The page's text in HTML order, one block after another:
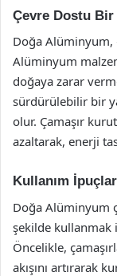
Çevre Dostu Bir
Doğa Alüminyum,
Alüminyum
doğaya zarar
sürdürülebilir bir
olur. Çamaşır
azaltarak, enerji
Kullanım
Doğa Alüminyum
şekilde kullanmak
Öncelikle,
akışını artırarak